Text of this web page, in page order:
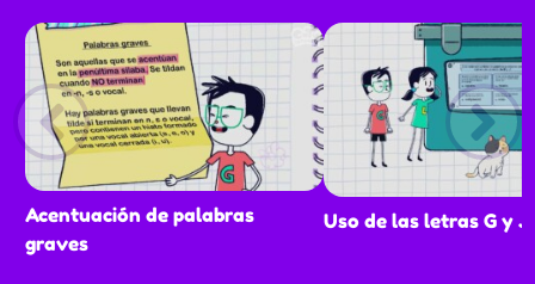
Acentuación de palabras
graves
Uso de las letras G y J